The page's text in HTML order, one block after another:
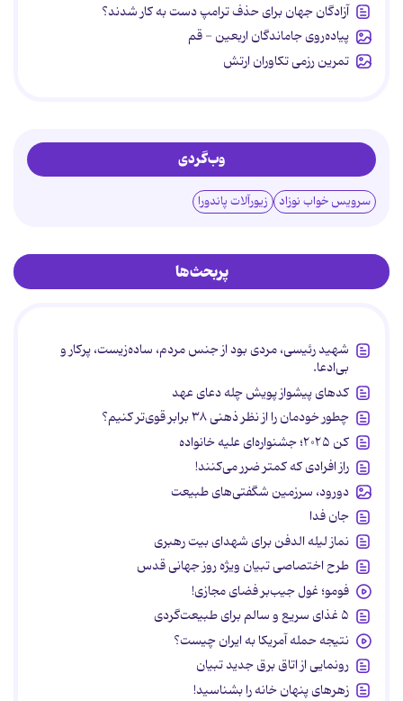
آزادگان جهان برای حذف ترامپ دست به کار شدند؟
پیاده‌روی جاماندگان اربعین - قم
تمرین رزمی تکاوران ارتش
وب‌گردی
سرویس خواب نوزاد زیورآلات پاندورا
پربحث‌ها
شهید رئیسی، مردی بود از جنس مردم، ساده‌زیست، پرکار و
بی‌ادعا.
کدهای پیشواز پویش چله دعای عهد
چطور خودمان را از نظر ذهنی ۳۸ برابر قوی‌تر کنیم؟
کن ۲۰۲۵؛ جشنواره‌ای علیه خانواده
راز افرادی که کمتر ضرر می‌کنند!
دورود، سرزمین شگفتی‌های طبیعت
جان فدا
نماز لیله الدفن برای شهدای بیت رهبری
طرح اختصاصی تبیان ویژه روز جهانی قدس
فومو؛ غول جیب‌بر فضای مجازی!
۵ غذای سریع و سالم برای طبیعت‌گردی
نتیجه حمله آمریکا به ایران چیست؟
رونمایی از اتاق برق جدید تبیان
زهرهای پنهان خانه را بشناسید!